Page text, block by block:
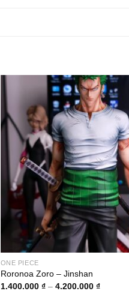
ONE PIECE
Roronoa Zoro – Jinshan
1.400.000 ₫ – 4.200.000 ₫Khoảng